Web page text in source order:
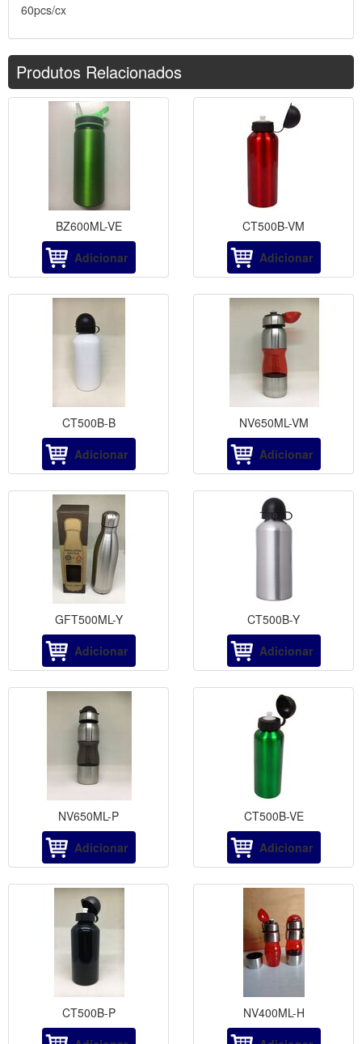
60pcs/cx
Produtos Relacionados
BZ600ML-VE
Adicionar
CT500B-VM
Adicionar
CT500B-B
Adicionar
NV650ML-VM
Adicionar
GFT500ML-Y
Adicionar
CT500B-Y
Adicionar
NV650ML-P
Adicionar
CT500B-VE
Adicionar
CT500B-P
NV400ML-H